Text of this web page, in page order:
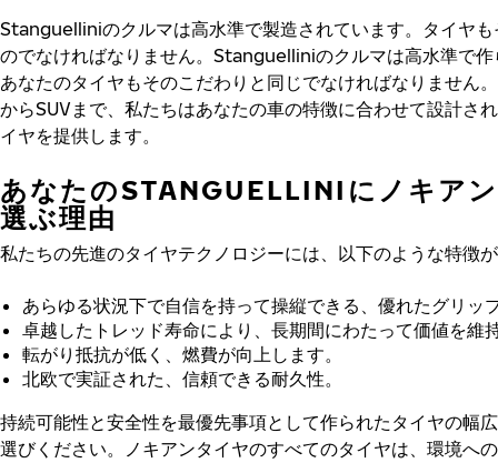
Stanguelliniのクルマは高水準で製造されています。タイヤも
のでなければなりません。Stanguelliniのクルマは高水準で作
あなたのタイヤもそのこだわりと同じでなければなりません
からSUVまで、私たちはあなたの車の特徴に合わせて設計さ
イヤを提供します。
あなたのSTANGUELLINIにノキア
選ぶ理由
私たちの先進のタイヤテクノロジーには、以下のような特徴
あらゆる状況下で自信を持って操縦できる、優れたグリッ
卓越したトレッド寿命により、長期間にわたって価値を維
転がり抵抗が低く、燃費が向上します。
北欧で実証された、信頼できる耐久性。
持続可能性と安全性を最優先事項として作られたタイヤの幅
選びください。ノキアンタイヤのすべてのタイヤは、環境へ